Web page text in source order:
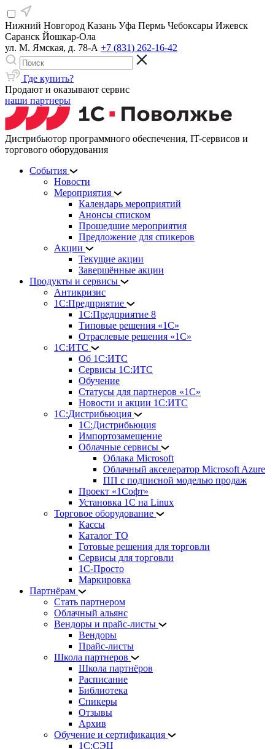
Нижний Новгород Казань Уфа Пермь Чебоксары Ижевск
Саранск Йошкар-Ола
ул. М. Ямская, д. 78-А +7 (831) 262-16-42
Где купить?
Продают и оказывают сервис
наши партнеры
Дистрибьютор программного обеспечения, IT-сервисов и
торгового оборудования
События
Новости
Мероприятия
Календарь мероприятий
Анонсы списком
Прошедшие мероприятия
Предложение для спикеров
Акции
Текущие акции
Завершённые акции
Продукты и сервисы
Антикризис
1С:Предприятие
1С:Предприятие 8
Типовые решения «1С»
Отраслевые решения «1С»
1С:ИТС
Об 1С:ИТС
Сервисы 1С:ИТС
Обучение
Статусы для партнеров «1С»
Новости и акции 1С:ИТС
1С:Дистрибьюция
1С:Дистрибьюция
Импортозамещение
Облачные сервисы
Облака Microsoft
Облачный акселератор Microsoft Azure
ПП с подписной моделью продаж
Проект «1Софт»
Установка 1С на Linux
Торговое оборудование
Кассы
Каталог ТО
Готовые решения для торговли
Сервисы для торговли
1С-Просто
Маркировка
Партнёрам
Стать партнером
Облачный альянс
Вендоры и прайс-листы
Вендоры
Прайс-листы
Школа партнеров
Школа партнёров
Расписание
Библиотека
Спикеры
Отзывы
Архив
Обучение и сертификация
1С:СЭЦ